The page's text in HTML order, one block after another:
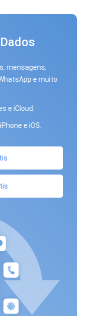
mensagens,
e muito
e iCloud.
e iOS.